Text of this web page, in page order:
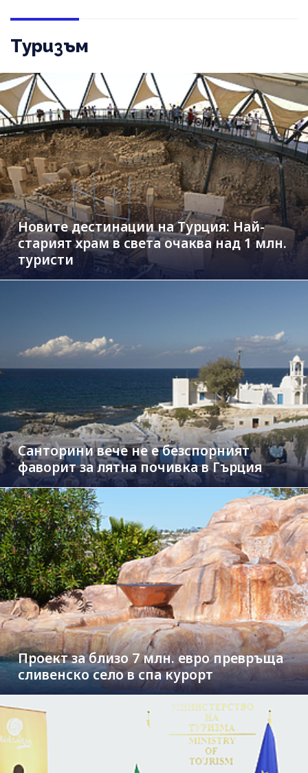
Туризъм
Новите дестинации на Турция: Най-
старият храм в света очаква над 1 млн.
туристи
Санторини вече не е безспорният
фаворит за лятна почивка в Гърция
Проект за близо 7 млн. евро превръща
сливенско село в спа курорт